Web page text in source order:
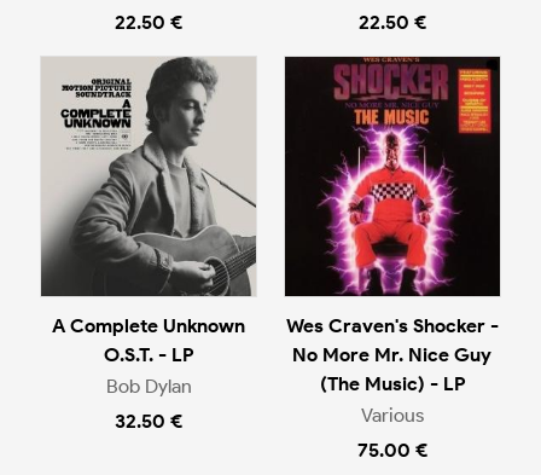
22.50 €
22.50 €
A Complete Unknown
O.S.T. - LP
Bob Dylan
32.50 €
Wes Craven's Shocker -
No More Mr. Nice Guy
(The Music) - LP
Various
75.00 €